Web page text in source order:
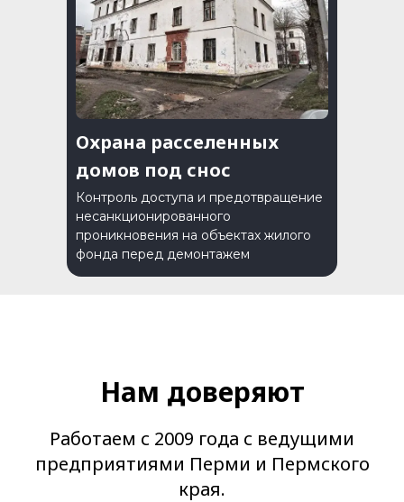
Охрана расселенных
домов под снос
Контроль доступа и предотвращение
несанкционированного
проникновения на объектах жилого
фонда перед демонтажем
Нам доверяют
Работаем с 2009 года с ведущими
предприятиями Перми и Пермского
края.